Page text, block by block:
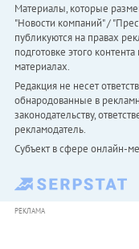
Материалы, которые
"Новости компаний" /
публикуются на правах
подготовке этого
материалах.
Редакция не несет
обнародованные в
законодательству,
рекламодатель.
Субъект в сфере онлайн-
РЕКЛАМА